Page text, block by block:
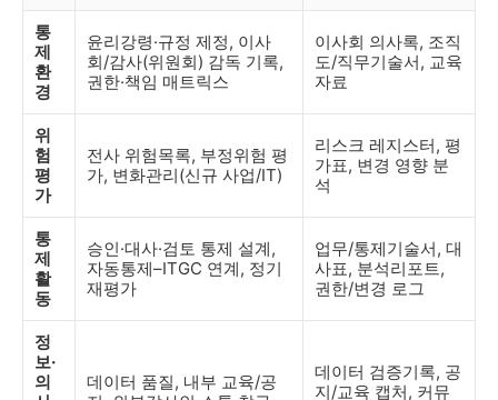
통
제
환
경
윤리강령·규정 제정, 이사
회/감사(위원회) 감독 기록,
권한·책임 매트릭스
이사회 의사록, 조직
도/직무기술서, 교육
자료
위
험
평
가
전사 위험목록, 부정위험 평
가, 변화관리(신규 사업/IT)
리스크 레지스터, 평
가표, 변경 영향 분
석
통
제
활
동
승인·대사·검토 통제 설계,
자동통제–ITGC 연계, 정기
재평가
업무/통제기술서, 대
사표, 분석리포트,
권한/변경 로그
정
보·
의
데이터 품질, 내부 교육/공
데이터 검증기록, 공
지/교육 캡처, 커뮤